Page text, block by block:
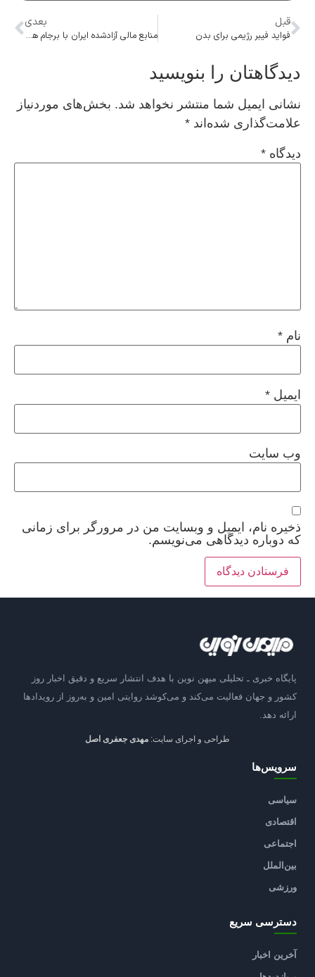
قبل
فواید فیبر رژیمی برای بدن
بعدی
منابع مالی آزادشده ایران با برجام هم آزاد نمی‌شد
دیدگاهتان را بنویسید
نشانی ایمیل شما منتشر نخواهد شد. بخش‌های موردنیاز
علامت‌گذاری شده‌اند *
دیدگاه *
نام *
ایمیل *
وب‌ سایت
ذخیره نام، ایمیل و وبسایت من در مرورگر برای زمانی
که دوباره دیدگاهی می‌نویسم.
پایگاه خبری ـ تحلیلی میهن نوین با هدف انتشار سریع و دقیق اخبار روز
کشور و جهان فعالیت می‌کند و می‌کوشد روایتی امین و به‌روز از رویدادها
ارائه دهد.
طراحی و اجرای سایت: مهدی جعفری اصل
سرویس‌ها
سیاسی
اقتصادی
اجتماعی
بین‌الملل
ورزشی
دسترسی سریع
آخرین اخبار